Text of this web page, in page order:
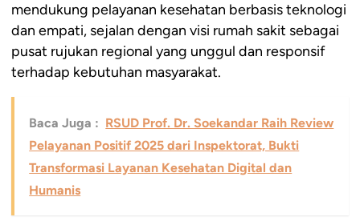
mendukung pelayanan kesehatan berbasis teknologi
dan empati, sejalan dengan visi rumah sakit sebagai
pusat rujukan regional yang unggul dan responsif
terhadap kebutuhan masyarakat.
Baca Juga : RSUD Prof. Dr. Soekandar Raih Review
Pelayanan Positif 2025 dari Inspektorat, Bukti
Transformasi Layanan Kesehatan Digital dan
Humanis